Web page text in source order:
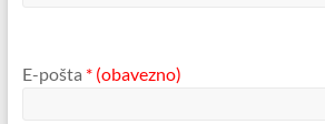
E-pošta * (obavezno)